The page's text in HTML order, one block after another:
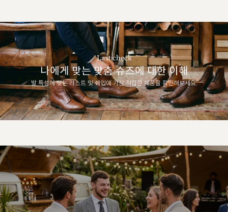
Last check
나에게 맞는 맞춤 슈즈에 대한 이해
발 특성에 맞는 라스트 및 쉐입에 가장 적합한 제품을 확인해보세요.